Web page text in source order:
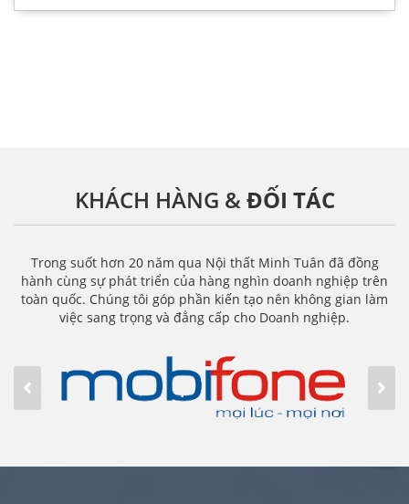
KHÁCH HÀNG &ĐỐI TÁC
Trong suốt hơn 20 năm qua Nội thất Minh Tuân đã đồng
hành cùng sự phát triển của hàng nghìn doanh nghiệp trên
toàn quốc. Chúng tôi góp phần kiến tạo nên không gian làm
việc sang trọng và đẳng cấp cho Doanh nghiệp.